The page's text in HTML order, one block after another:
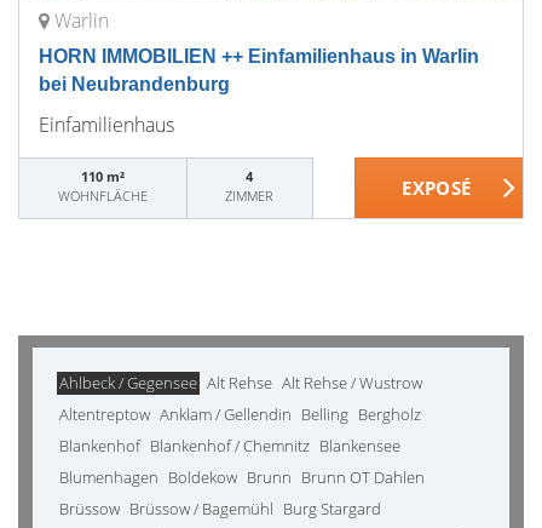
Warlin
HORN IMMOBILIEN ++ Einfamilienhaus in Warlin
bei Neubrandenburg
Einfamilienhaus
110 m²
WOHNFLÄCHE
4
ZIMMER
Ahlbeck / Gegensee Alt Rehse Alt Rehse / Wustrow
Altentreptow Anklam / Gellendin Belling Bergholz
Blankenhof Blankenhof / Chemnitz Blankensee
Blumenhagen Boldekow Brunn Brunn OT Dahlen
Brüssow Brüssow / Bagemühl Burg Stargard